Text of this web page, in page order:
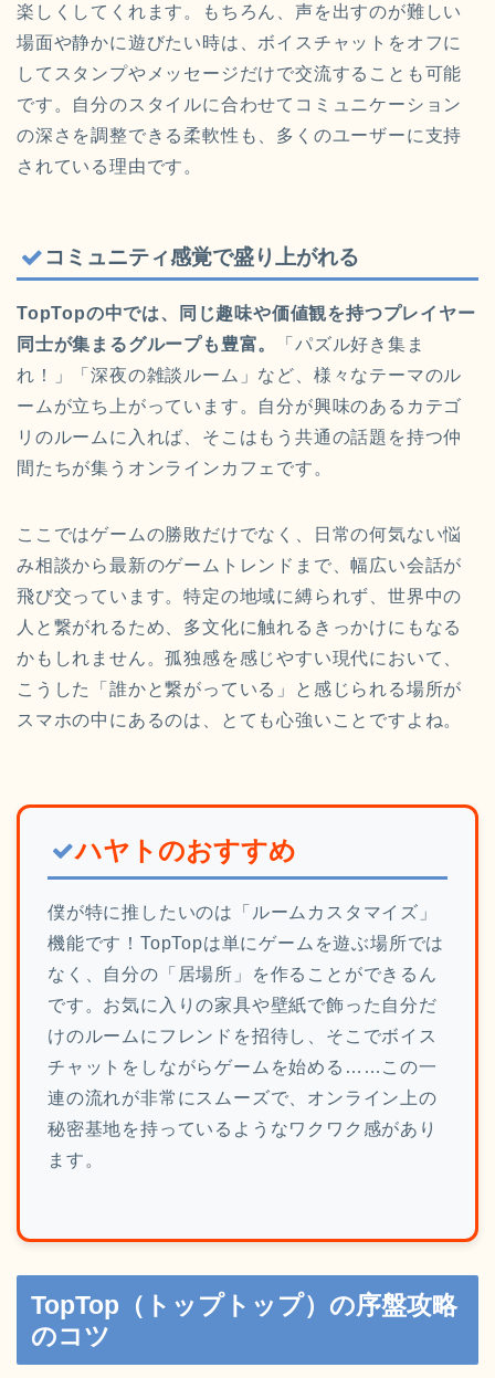
楽しくしてくれます。もちろん、声を出すのが難しい
場面や静かに遊びたい時は、ボイスチャットをオフに
してスタンプやメッセージだけで交流することも可能
です。自分のスタイルに合わせてコミュニケーション
の深さを調整できる柔軟性も、多くのユーザーに支持
されている理由です。
コミュニティ感覚で盛り上がれる
TopTopの中では、同じ趣味や価値観を持つプレイヤー
同士が集まるグループも豊富。
「パズル好き集ま
れ！」「深夜の雑談ルーム」など、様々なテーマのル
ームが立ち上がっています。自分が興味のあるカテゴ
リのルームに入れば、そこはもう共通の話題を持つ仲
間たちが集うオンラインカフェです。
ここではゲームの勝敗だけでなく、日常の何気ない悩
み相談から最新のゲームトレンドまで、幅広い会話が
飛び交っています。特定の地域に縛られず、世界中の
人と繋がれるため、多文化に触れるきっかけにもなる
かもしれません。孤独感を感じやすい現代において、
こうした「誰かと繋がっている」と感じられる場所が
スマホの中にあるのは、とても心強いことですよね。
ハヤトのおすすめ
僕が特に推したいのは「ルームカスタマイズ」
機能です！TopTopは単にゲームを遊ぶ場所では
なく、自分の「居場所」を作ることができるん
です。お気に入りの家具や壁紙で飾った自分だ
けのルームにフレンドを招待し、そこでボイス
チャットをしながらゲームを始める……この一
連の流れが非常にスムーズで、オンライン上の
秘密基地を持っているようなワクワク感があり
ます。
TopTop（トップトップ）の序盤攻略
のコツ